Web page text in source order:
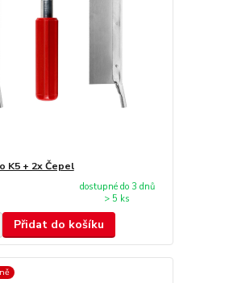
K5 + 2x Čepel
dostupné do 3 dnů
> 5 ks
Přidat do košíku